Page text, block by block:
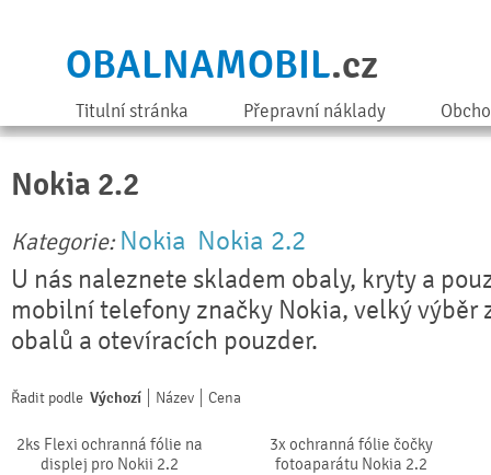
OBALNAMOBIL.cz
Titulní stránka Přepravní náklady
Nokia 2.2
Kategorie: Nokia Nokia 2.2
U nás naleznete skladem obaly, kryty a
mobilní telefony značky Nokia, velký výběr
obalů a otevíracích pouzder.
Řadit podle Výchozí Název Cena
2ks Flexi ochranná fólie na
displej pro Nokii 2.2
3x ochranná fólie čočky
fotoaparátu Nokia 2.2